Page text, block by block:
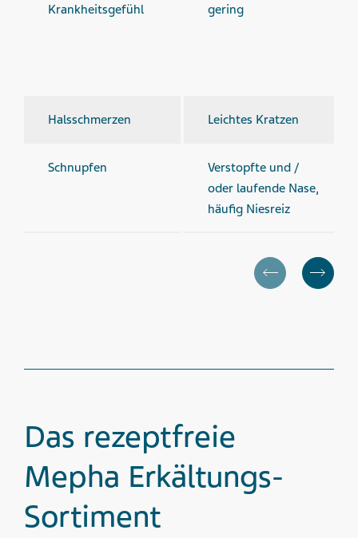
Krankheits­gefühl gering
Hals­schmerzen Leichtes Kratzen
Schnupfen
Verstopfte und /
oder laufende Nase,
häufig Niesreiz
Das rezeptfreie
Mepha Erkältungs-
Sortiment